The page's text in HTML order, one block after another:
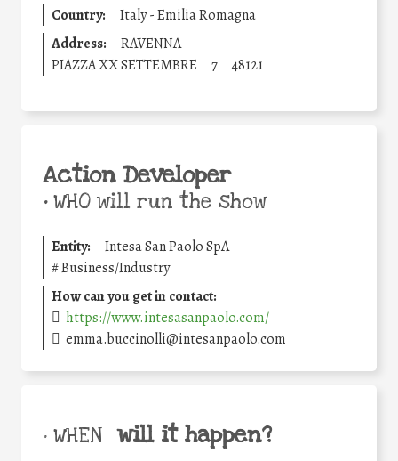
Country:
Italy - Emilia Romagna
Address:
RAVENNA
PIAZZA XX SETTEMBRE
7 48121
Action Developer
•WHO will run the show
Entity:
Intesa San Paolo SpA
#Business/Industry
How can you get in contact:
https://www.intesasanpaolo.com/
emma.buccinolli@intesanpaolo.com
• WHEN will it happen?